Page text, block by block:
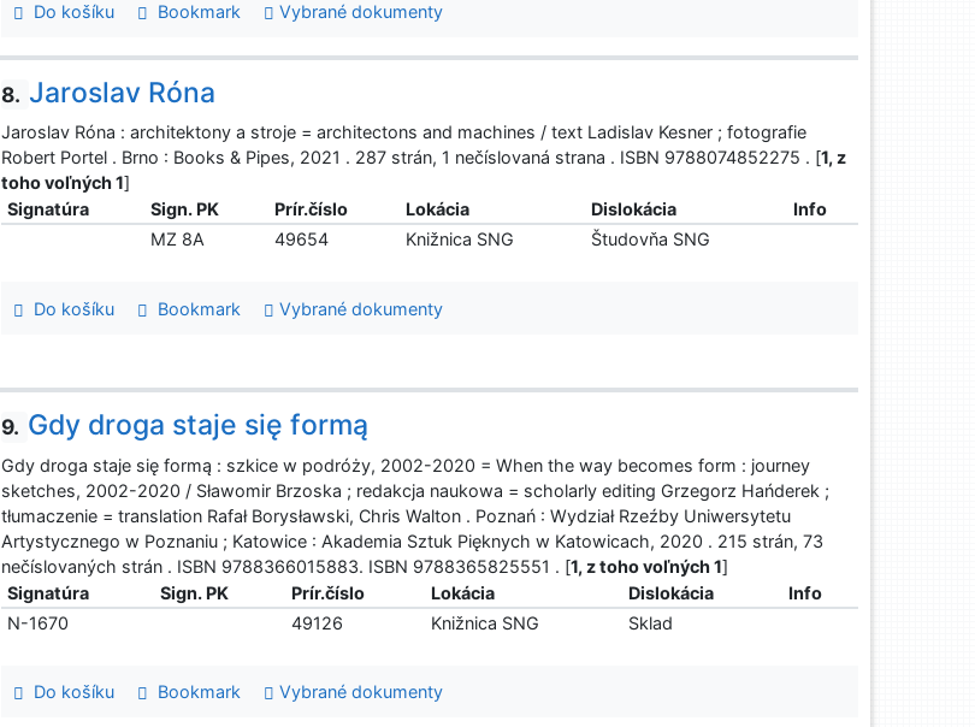
Do košíku Bookmark Vybrané dokumenty
8. Jaroslav Róna
Jaroslav Róna : architektony a stroje = architectons and machines / text Ladislav Kesner ; fotografie
Robert Portel . Brno : Books & Pipes, 2021 . 287 strán, 1 nečíslovaná strana . ISBN 9788074852275 . [1, z
toho voľných 1]
Signatúra
Sign. PK Prír.číslo Lokácia Dislokácia
Info
MZ 8A
49654 Knižnica SNG Študovňa SNG
Do košíku Bookmark Vybrané dokumenty
9. Gdy droga staje się formą
Gdy droga staje się formą : szkice w podróży, 2002-2020 = When the way becomes form : journey
sketches, 2002-2020 / Sławomir Brzoska ; redakcja naukowa = scholarly editing Grzegorz Hańderek ;
tłumaczenie = translation Rafał Borysławski, Chris Walton . Poznań : Wydział Rzeźby Uniwersytetu
Artystycznego w Poznaniu ; Katowice : Akademia Sztuk Pięknych w Katowicach, 2020 . 215 strán, 73
nečíslovaných strán . ISBN 9788366015883. ISBN 9788365825551 . [1, z toho voľných 1]
Signatúra
Sign. PK Prír.číslo Lokácia Dislokácia
Info
N-1670
49126 Knižnica SNG Sklad
Do košíku Bookmark Vybrané dokumenty